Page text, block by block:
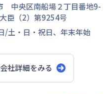
中央区南船場２丁目番地9-
臣（2）第9254号
/土・日・祝日、年末年始
社詳細をみる